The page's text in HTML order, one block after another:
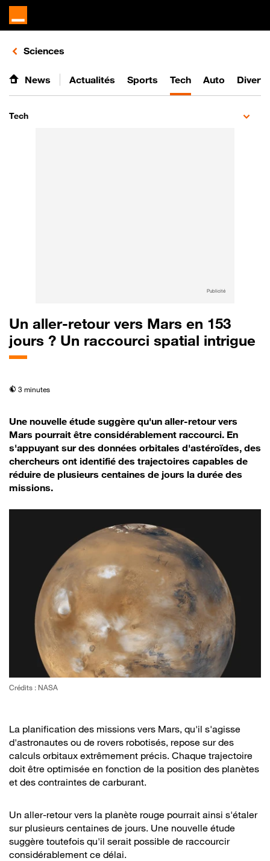
Retours vers le listing d'articles de la catégorie
Sciences
News Actualités Sports Tech Auto
Tech
Publicité
Un aller-retour vers Mars en 153
jours ? Un raccourci spatial intrigue
temps de lecture
3 minutes
Une nouvelle étude suggère qu'un aller-retour vers
Mars pourrait être considérablement raccourci. En
s'appuyant sur des données orbitales d'astéroïdes, des
chercheurs ont identifié des trajectoires capables de
réduire de plusieurs centaines de jours la durée des
missions.
Crédits : NASA
La planification des missions vers Mars, qu'il s'agisse
d'astronautes ou de rovers robotisés, repose sur des
calculs orbitaux extrêmement précis. Chaque trajectoire
doit être optimisée en fonction de la position des planètes
et des contraintes de carburant.
Un aller-retour vers la planète rouge pourrait ainsi s'étaler
sur plusieurs centaines de jours. Une nouvelle étude
suggère toutefois qu'il serait possible de raccourcir
considérablement ce délai.